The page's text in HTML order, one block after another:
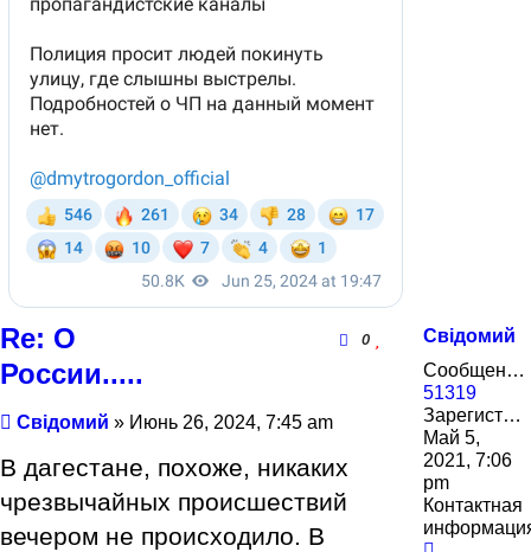
Свідомий
Сообщения:
51319
Зарегистрирован:
Май 5,
2021, 7:06
pm
Контактная
Re: О
России.....
0
Сообщение
Свідомий » Июнь 26, 2024, 7:45 am
В дагестане, похоже, никаких
чрезвычайных происшествий
вечером не происходило. В